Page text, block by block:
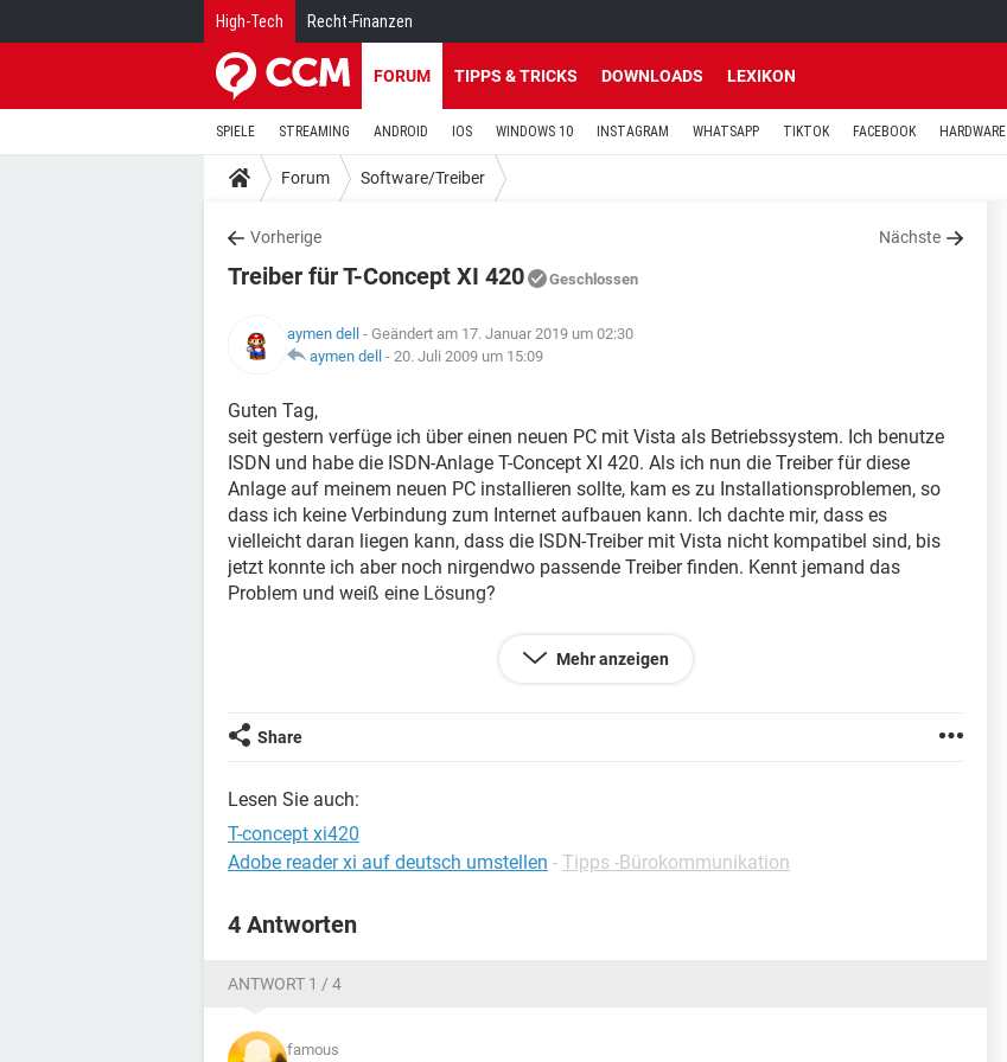
High-Tech Recht-Finanzen
FORUM TIPPS & TRICKS DOWNLOADS LEXIKON
SPIELE STREAMING ANDROID IOS WINDOWS 10 INSTAGRAM WHATSAPP TIKTOK FACEBOOK HARDWARE
Forum Software/Treiber
Vorherige Nächste
Treiber für T-Concept XI 420 Geschlossen
aymen dell - Geändert am 17. Januar 2019 um 02:30
aymen dell - 20. Juli 2009 um 15:09
Guten Tag,
seit gestern verfüge ich über einen neuen PC mit Vista als Betriebssystem. Ich benutze
ISDN und habe die ISDN-Anlage T-Concept XI 420. Als ich nun die Treiber für diese
Anlage auf meinem neuen PC installieren sollte, kam es zu Installationsproblemen, so
dass ich keine Verbindung zum Internet aufbauen kann. Ich dachte mir, dass es
vielleicht daran liegen kann, dass die ISDN-Treiber mit Vista nicht kompatibel sind, bis
jetzt konnte ich aber noch nirgendwo passende Treiber finden. Kennt jemand das
Problem und weiß eine Lösung?
Firefox 3.5
Mehr anzeigen
Share
Lesen Sie auch:
T-concept xi420
Adobe reader xi auf deutsch umstellen - Tipps -Bürokommunikation
4 Antworten
ANTWORT 1 / 4
famous